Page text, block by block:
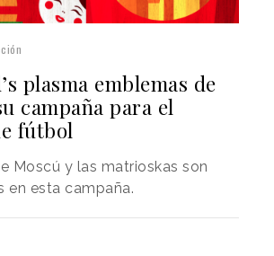
plasma emblemas de
campaña para el
fútbol
Moscú y las matrioskas son
en esta campaña.